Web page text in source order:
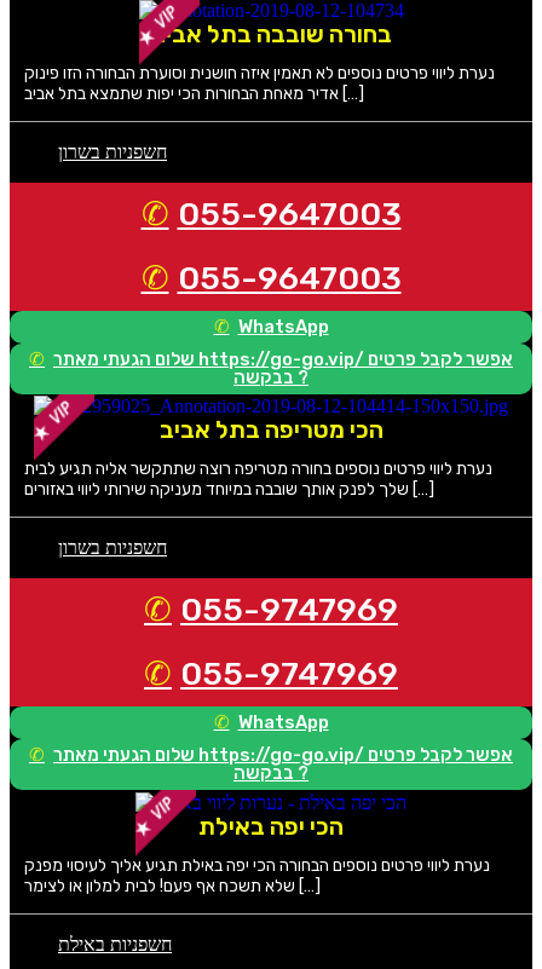
בחורה שובבה בתל אביב
נערת ליווי פרטים נוספים לא תאמין איזה חושנית וסוערת הבחורה הזו פינוק
אדיר מאחת הבחורות הכי יפות שתמצא בתל אביב […]
חשפניות בשרון
055-9647003
055-9647003
WhatsApp
שלום הגעתי מאתר https://go-go.vip/ אפשר לקבל פרטים
בבקשה ?
הכי מטריפה בתל אביב
נערת ליווי פרטים נוספים בחורה מטריפה רוצה שתתקשר אליה תגיע לבית
שלך לפנק אותך שובבה במיוחד מעניקה שירותי ליווי באזורים […]
חשפניות בשרון
055-9747969
055-9747969
WhatsApp
שלום הגעתי מאתר https://go-go.vip/ אפשר לקבל פרטים
בבקשה ?
הכי יפה באילת
נערת ליווי פרטים נוספים הבחורה הכי יפה באילת תגיע אליך לעיסוי מפנק
שלא תשכח אף פעם! לבית למלון או לצימר […]
חשפניות באילת